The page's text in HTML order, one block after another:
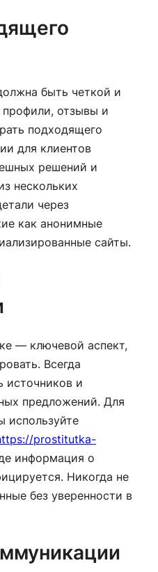
быть четкой и
профили, отзывы и
подходящего
для клиентов
решений и
нескольких
через
как анонимные
сайты.
— ключевой аспект,
Всегда
источников и
предложений. Для
используйте
prostitutka-
информация о
Никогда не
без уверенности в